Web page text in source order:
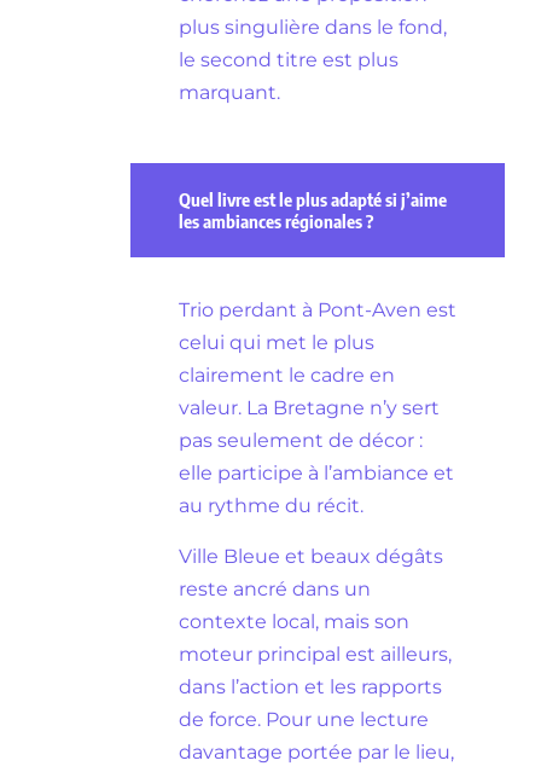
plus singulière dans le fond,
le second titre est plus
marquant.
Quel livre est le plus adapté si j’aime
les ambiances régionales ?
Trio perdant à Pont-Aven est
celui qui met le plus
clairement le cadre en
valeur. La Bretagne n’y sert
pas seulement de décor :
elle participe à l’ambiance et
au rythme du récit.
Ville Bleue et beaux dégâts
reste ancré dans un
contexte local, mais son
moteur principal est ailleurs,
dans l’action et les rapports
de force. Pour une lecture
davantage portée par le lieu,